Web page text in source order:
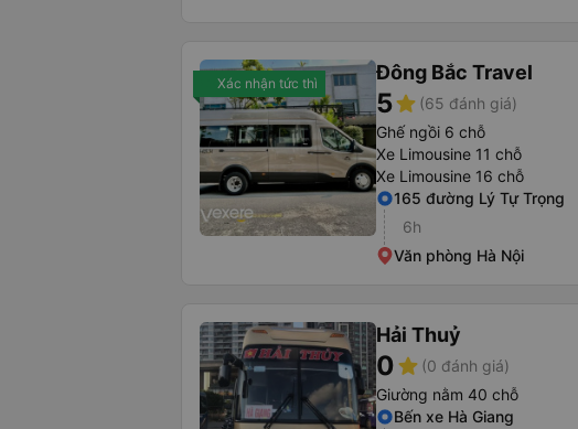
Xác nhận tức thì Đông Bắc Travel
5star (65 đánh giá)
Ghế ngồi 6 chỗ
Xe Limousine 11 chỗ
Xe Limousine 16 chỗ
165 đường Lý Tự Trọng
6h
Văn phòng Hà Nội
Hải Thuỷ
0star (0 đánh giá)
Giường nằm 40 chỗ
Bến xe Hà Giang